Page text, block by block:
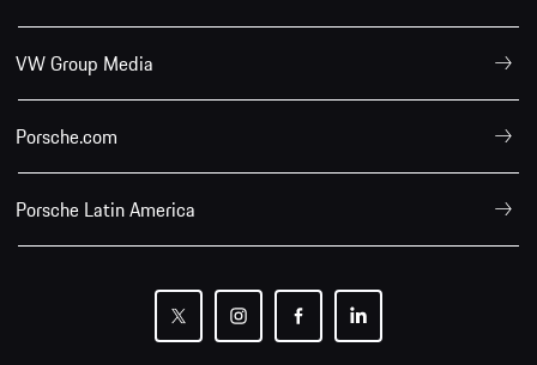
VW Group Media
Porsche.com
Porsche Latin America